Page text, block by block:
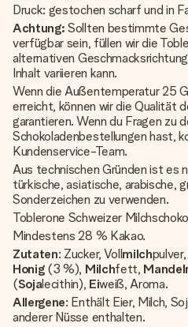
Druck: gestochen scharf und in
Achtung: Sollten bestimmte
verfügbar sein, füllen wir die
alternativen
Inhalt variieren kann.
Wenn die Außentemperatur 25
erreicht, können wir die Qualität
garantieren. Wenn du Fragen zu
Schokoladenbestellungen hast,
Kundenservice-Team.
Aus technischen Gründen ist es
türkische, asiatische, arabische,
Sonderzeichen zu verwenden.
Toblerone Schweizer
Mindestens 28 % Kakao.
Zutaten: Zucker, Vollmilch
Honig(3 %), Milchfett,
(Sojalecithin), Eiweiß, Aroma.
Allergene: Enthält Eier, Milch,
anderer Nüsse enthalten.